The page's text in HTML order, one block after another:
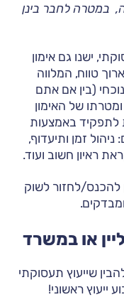
במטרה לחבר בינן
ישנו גם אימון
טווח, המלווה
(בין אם אתם
של האימון
לתפקיד באמצעות
זמן ותיעדוף,
ראיון חשוב ועוד.
להכנס/לחזור לשוק
או במשרד
שייעוץ תעסוקתי
ייעוץ ראשוני!